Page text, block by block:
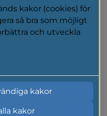
och
kakor (cookies) för
så bra som möjligt
och utveckla
kakor
kakor